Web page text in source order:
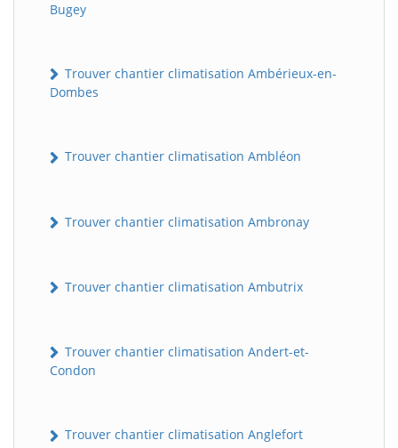
Bugey
Trouver chantier climatisation Ambérieux-en-
Dombes
Trouver chantier climatisation Ambléon
Trouver chantier climatisation Ambronay
Trouver chantier climatisation Ambutrix
Trouver chantier climatisation Andert-et-
Condon
Trouver chantier climatisation Anglefort